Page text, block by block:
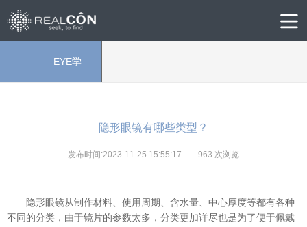
EYE学
隐形眼镜有哪些类型？
发布时间:2023-11-25 15:55:17 963 次浏览
隐形眼镜从制作材料、使用周期、含水量、中心厚度等都有各种
不同的分类，由于镜片的参数太多，分类更加详尽也是为了便于佩戴